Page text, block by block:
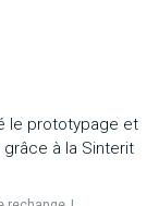
le prototypage et
à la Sinterit